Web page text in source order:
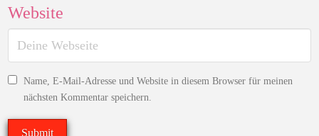
Website
Name, E-Mail-Adresse und Website in diesem Browser für meinen
nächsten Kommentar speichern.